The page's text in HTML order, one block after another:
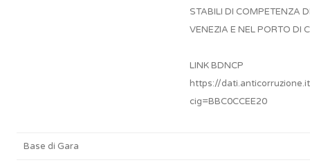
STABILI DI COMPETENZA
VENEZIA E NEL PORTO DI
LINK BDNCP
https://
cig=BBC0CCEE20
Base di Gara